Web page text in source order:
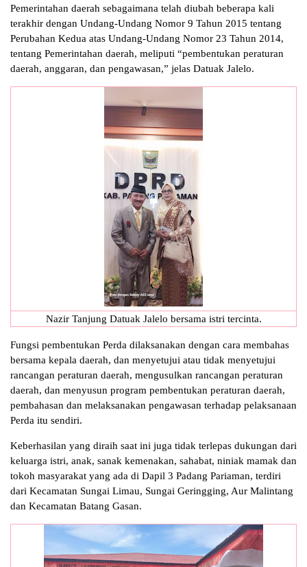
Pemerintahan daerah sebagaimana telah diubah beberapa kali
terakhir dengan Undang-Undang Nomor 9 Tahun 2015 tentang
Perubahan Kedua atas Undang-Undang Nomor 23 Tahun 2014,
tentang Pemerintahan daerah, meliputi “pembentukan peraturan
daerah, anggaran, dan pengawasan,” jelas Datuak Jalelo.
Nazir Tanjung Datuak Jalelo bersama istri tercinta.
Fungsi pembentukan Perda dilaksanakan dengan cara membahas
bersama kepala daerah, dan menyetujui atau tidak menyetujui
rancangan peraturan daerah, mengusulkan rancangan peraturan
daerah, dan menyusun program pembentukan peraturan daerah,
pembahasan dan melaksanakan pengawasan terhadap pelaksanaan
Perda itu sendiri.
Keberhasilan yang diraih saat ini juga tidak terlepas dukungan dari
keluarga istri, anak, sanak kemenakan, sahabat, niniak mamak dan
tokoh masyarakat yang ada di Dapil 3 Padang Pariaman, terdiri
dari Kecamatan Sungai Limau, Sungai Geringging, Aur Malintang
dan Kecamatan Batang Gasan.